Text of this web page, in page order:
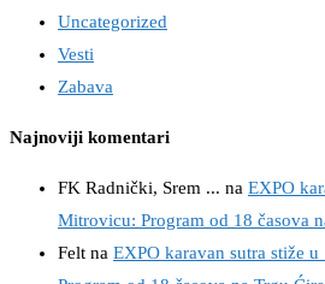
Uncategorized
Vesti
Zabava
Najnoviji komentari
FK Radnički, Srem ... na EXPO
Mitrovicu: Program od 18 časova
Felt na EXPO karavan sutra stiže